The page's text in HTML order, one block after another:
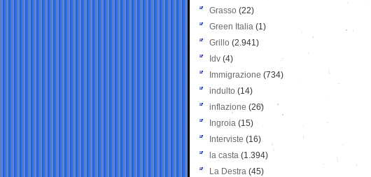
Grasso (22)
Green Italia (1)
Grillo (2.941)
Idv (4)
Immigrazione (734)
indulto (14)
inflazione (26)
Ingroia (15)
Interviste (16)
la casta (1.394)
La Destra (45)